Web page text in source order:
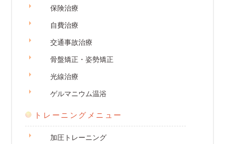
保険治療
自費治療
交通事故治療
骨盤矯正・姿勢矯正
光線治療
ゲルマニウム温浴
トレーニングメニュー
加圧トレーニング